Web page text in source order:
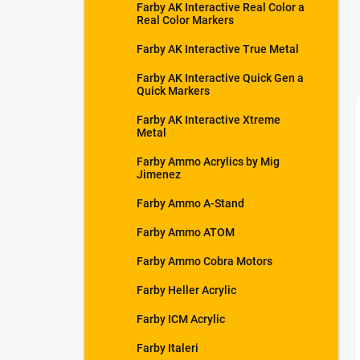
Farby AK Interactive Real Color a
Real Color Markers
Farby AK Interactive True Metal
Farby AK Interactive Quick Gen a
Quick Markers
Farby AK Interactive Xtreme
Metal
Farby Ammo Acrylics by Mig
Jimenez
Farby Ammo A-Stand
Farby Ammo ATOM
Farby Ammo Cobra Motors
Farby Heller Acrylic
Farby ICM Acrylic
Farby Italeri